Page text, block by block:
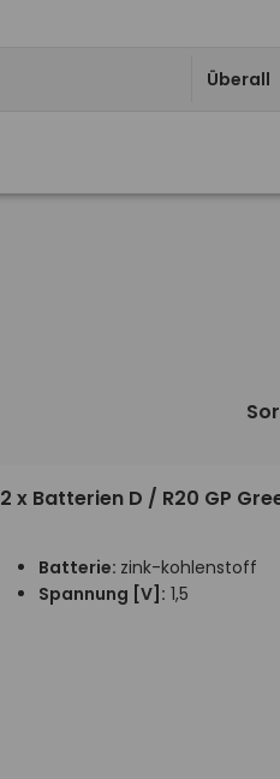
Überall
2 x Batterien D / R20 GP
Batterie: zink-kohlenstoff
Spannung [V]: 1,5